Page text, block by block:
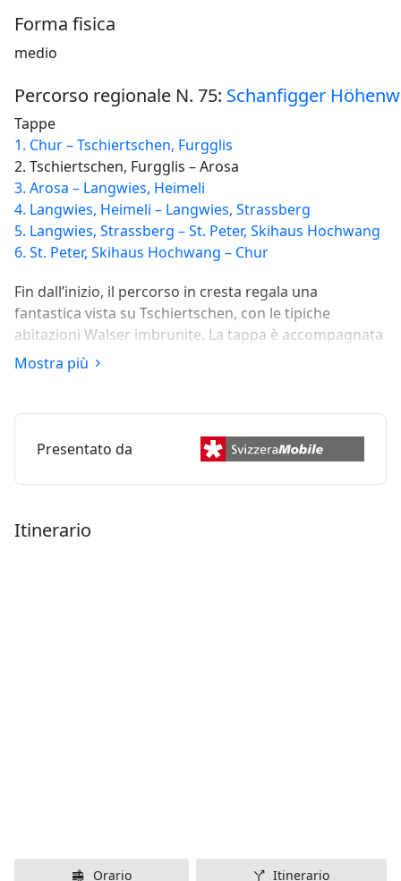
Forma fisica
medio
Percorso regionale N. 75: Schanfigger
Tappe
1. Chur – Tschiertschen, Furgglis
2. Tschiertschen, Furgglis – Arosa
3. Arosa – Langwies, Heimeli
4. Langwies, Heimeli – Langwies, Strassberg
5. Langwies, Strassberg – St. Peter, Skihaus Hochwang
6. St. Peter, Skihaus Hochwang – Chur
Fin dall’inizio, il percorso in cresta regala una
fantastica vista su Tschiertschen, con le tipiche
abitazioni Walser imbrunite. La tappa è accompagnata
dal maestoso paesaggio alpino grigionese. Lo sguardo
spazia dalla Prettigovia fino alle cime del Montafon.
nell’ambiente montano che abbraccia Arosa e si può
persino rimanere sorpresi da qualche docile
Mostra più
Presentato da
Itinerario
Orario Itinerario